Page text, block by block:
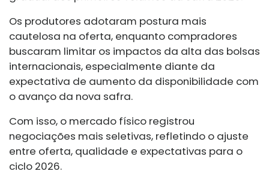
Os produtores adotaram postura mais
cautelosa na oferta, enquanto compradores
buscaram limitar os impactos da alta das bolsas
internacionais, especialmente diante da
expectativa de aumento da disponibilidade com
o avanço da nova safra.
Com isso, o mercado físico registrou
negociações mais seletivas, refletindo o ajuste
entre oferta, qualidade e expectativas para o
ciclo 2026.